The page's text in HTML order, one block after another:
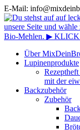
E-Mail:
Über
Lupinenprodukte
mit der
Backzubehör
Zubehör